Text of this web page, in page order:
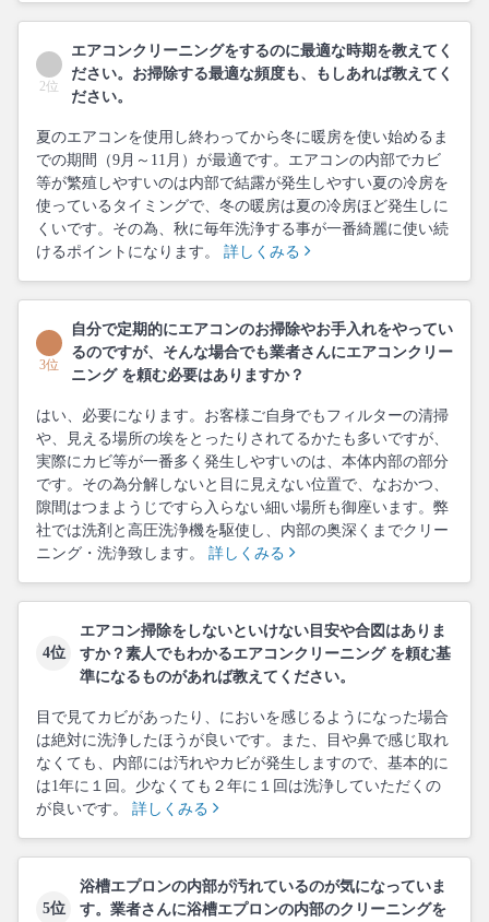
2位
エアコンクリーニングをするのに最適な時期を教えてく
ださい。お掃除する最適な頻度も、もしあれば教えてく
ださい。
夏のエアコンを使用し終わってから冬に暖房を使い始めるま
での期間（9月～11月）が最適です。エアコンの内部でカビ
等が繁殖しやすいのは内部で結露が発生しやすい夏の冷房を
使っているタイミングで、冬の暖房は夏の冷房ほど発生しに
くいです。その為、秋に毎年洗浄する事が一番綺麗に使い続
けるポイントになります。 詳しくみる
3位
自分で定期的にエアコンのお掃除やお手入れをやってい
るのですが、そんな場合でも業者さんにエアコンクリー
ニング を頼む必要はありますか？
はい、必要になります。お客様ご自身でもフィルターの清掃
や、見える場所の埃をとったりされてるかたも多いですが、
実際にカビ等が一番多く発生しやすいのは、本体内部の部分
です。その為分解しないと目に見えない位置で、なおかつ、
隙間はつまようじですら入らない細い場所も御座います。弊
社では洗剤と高圧洗浄機を駆使し、内部の奥深くまでクリー
ニング・洗浄致します。 詳しくみる
4位
エアコン掃除をしないといけない目安や合図はありま
すか？素人でもわかるエアコンクリーニング を頼む基
準になるものがあれば教えてください。
目で見てカビがあったり、においを感じるようになった場合
は絶対に洗浄したほうが良いです。また、目や鼻で感じ取れ
なくても、内部には汚れやカビが発生しますので、基本的に
は1年に１回。少なくても２年に１回は洗浄していただくの
が良いです。 詳しくみる
5位
浴槽エプロンの内部が汚れているのが気になっていま
す。業者さんに浴槽エプロンの内部のクリーニングを